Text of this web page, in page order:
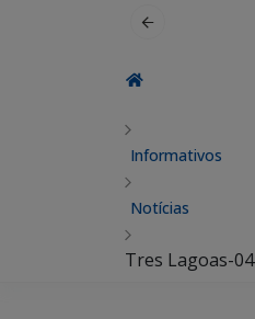
Informativos
Notícias
Tres Lagoas-04